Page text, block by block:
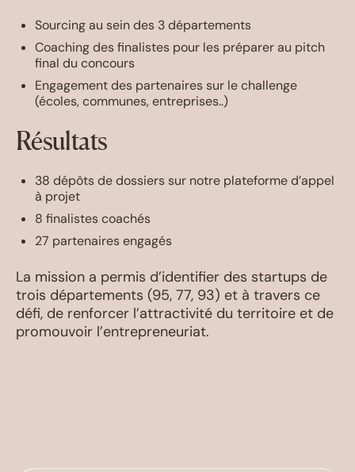
Sourcing au sein des 3 départements
Coaching des finalistes pour les préparer au pitch
final du concours
Engagement des partenaires sur le challenge
(écoles, communes, entreprises..)
Résultats
38 dépôts de dossiers sur notre plateforme d’appel
à projet
8 finalistes coachés
27 partenaires engagés
La mission a permis d’identifier des startups de
trois départements (95, 77, 93) et à travers ce
défi, de renforcer l’attractivité du territoire et de
promouvoir l’entrepreneuriat.